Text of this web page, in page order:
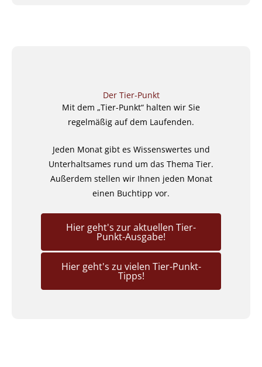
Der Tier-Punkt
Mit dem „Tier-Punkt“ halten wir Sie
regelmäßig auf dem Laufenden.
Jeden Monat gibt es Wissenswertes und
Unterhaltsames rund um das Thema Tier.
Außerdem stellen wir Ihnen jeden Monat
einen Buchtipp vor.
Hier geht's zur aktuellen Tier-
Punkt-Ausgabe!
Hier geht's zu vielen Tier-Punkt-
Tipps!